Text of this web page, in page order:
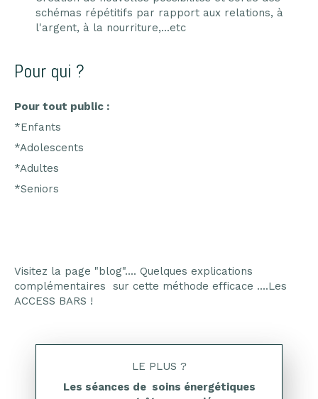
schémas répétitifs par rapport aux relations, à
l'argent, à la nourriture,...etc
Pour qui ?
Pour tout public :
*Enfants
*Adolescents
*Adultes
*Seniors
Visitez la page "blog".... Quelques explications
complémentaires sur cette méthode efficace ....Les
ACCESS BARS !
LE PLUS ?
Les séances de soins énergétiques